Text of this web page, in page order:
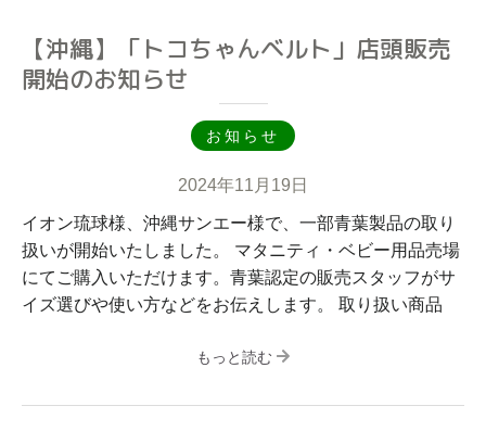
【沖縄】「トコちゃんベルト」店頭販売
開始のお知らせ
お知らせ
2024年11月19日
イオン琉球様、沖縄サンエー様で、一部青葉製品の取り
扱いが開始いたしました。 マタニティ・ベビー用品売場
にてご購入いただけます。青葉認定の販売スタッフがサ
イズ選びや使い方などをお伝えします。 取り扱い商品
もっと読む